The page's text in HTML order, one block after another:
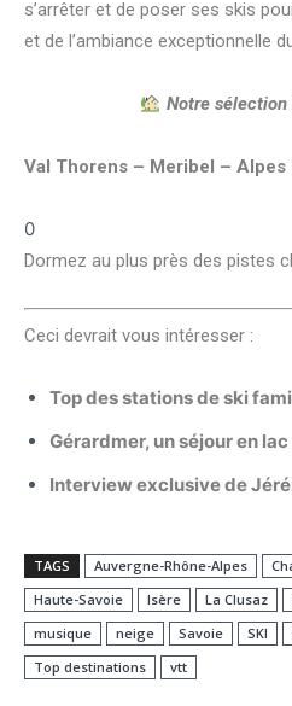
s’arrêter et de poser ses skis
et de l’ambiance exceptionnelle
Notre sélection
Val Thorens – Meribel – Alpes
0
Dormez au plus près des pistes
Ceci devrait vous intéresser :
Top des stations de ski
Gérardmer, un séjour en
Interview exclusive de
TAGS Auvergne-Rhône-Alpes
Haute-Savoie
Isère La Clusaz
musique
neige Savoie SKI
Top destinations
vtt